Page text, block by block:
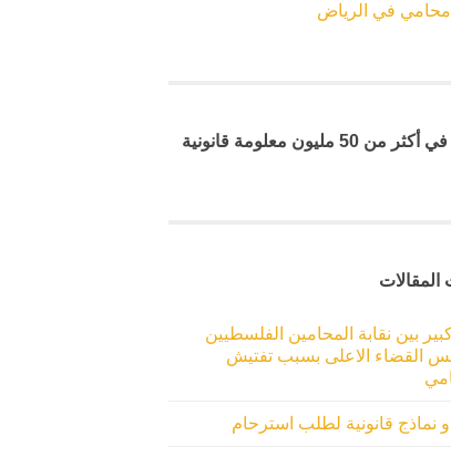
في الرياض
50 مليون معلومة قانونية
المقالات
بين نقابة المحامين الفلسطيين
القضاء الاعلى بسبب تفتيش
نماذج قانونية لطلب استرحام